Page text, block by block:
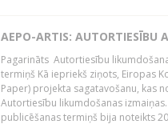
AEPO-ARTIS: AUTORTIESĪBU
Pagarināts Autortiesību
termiņš Kā iepriekš ziņots, Eiropas
Paper) projekta sagatavošanu, kas
Autortiesību likumdošanas
publicēšanas termiņš bija noteikts